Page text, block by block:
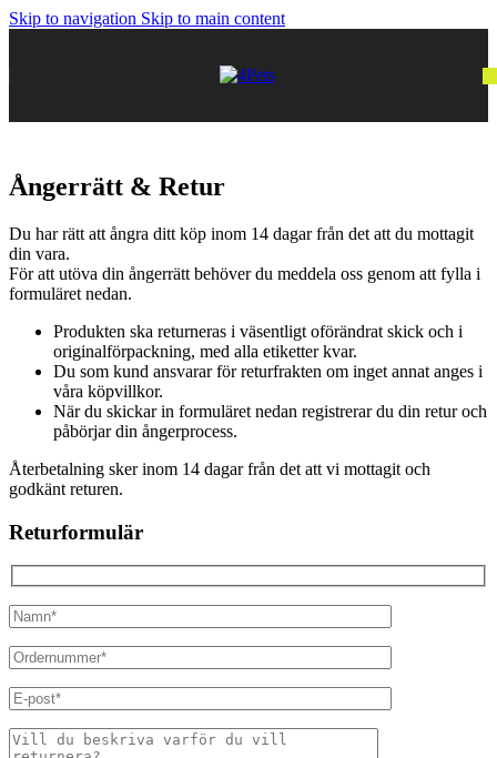
Skip to navigation Skip to main content
Ångerrätt & Retur
Du har rätt att ångra ditt köp inom 14 dagar från det att du mottagit
din vara.
För att utöva din ångerrätt behöver du meddela oss genom att fylla i
formuläret nedan.
Produkten ska returneras i väsentligt oförändrat skick och i
originalförpackning, med alla etiketter kvar.
Du som kund ansvarar för returfrakten om inget annat anges i
våra köpvillkor.
När du skickar in formuläret nedan registrerar du din retur och
påbörjar din ångerprocess.
Återbetalning sker inom 14 dagar från det att vi mottagit och
godkänt returen.
Returformulär